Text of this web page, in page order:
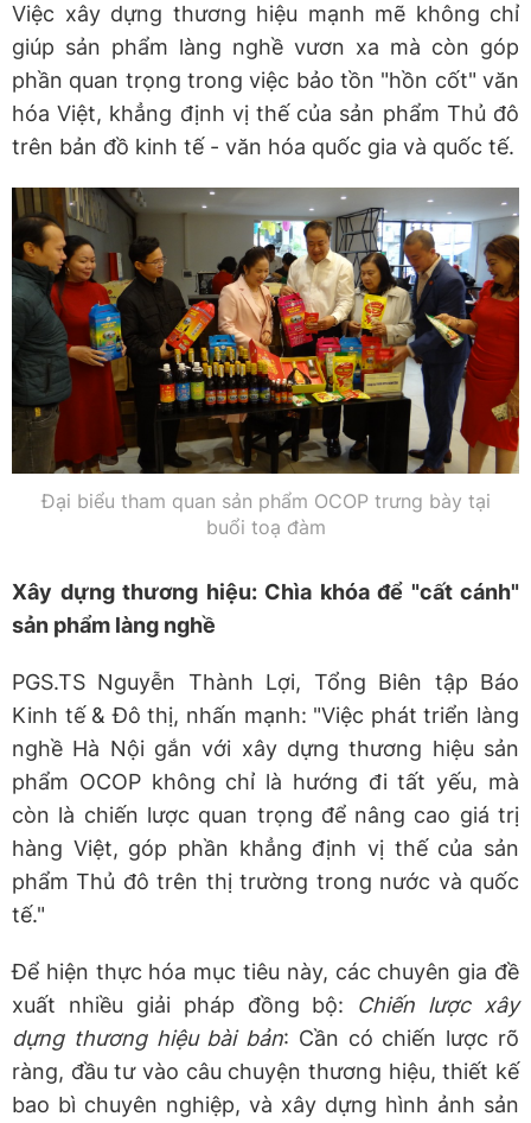
Việc xây dựng thương hiệu mạnh mẽ không chỉ
giúp sản phẩm làng nghề vươn xa mà còn góp
phần quan trọng trong việc bảo tồn "hồn cốt" văn
hóa Việt, khẳng định vị thế của sản phẩm Thủ đô
trên bản đồ kinh tế - văn hóa quốc gia và quốc tế.
Đại biểu tham quan sản phẩm OCOP trưng bày tại
buổi toạ đàm
Xây dựng thương hiệu: Chìa khóa để "cất cánh"
sản phẩm làng nghề
PGS.TS Nguyễn Thành Lợi, Tổng Biên tập Báo
Kinh tế & Đô thị, nhấn mạnh: "Việc phát triển làng
nghề Hà Nội gắn với xây dựng thương hiệu sản
phẩm OCOP không chỉ là hướng đi tất yếu, mà
còn là chiến lược quan trọng để nâng cao giá trị
hàng Việt, góp phần khẳng định vị thế của sản
phẩm Thủ đô trên thị trường trong nước và quốc
tế."
Để hiện thực hóa mục tiêu này, các chuyên gia đề
xuất nhiều giải pháp đồng bộ: Chiến lược xây
dựng thương hiệu bài bản: Cần có chiến lược rõ
ràng, đầu tư vào câu chuyện thương hiệu, thiết kế
bao bì chuyên nghiệp, và xây dựng hình ảnh sản